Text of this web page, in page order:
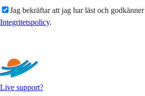
Jag bekräftar att jag har läst och godkänner
Integritetspolicy.
Live support?